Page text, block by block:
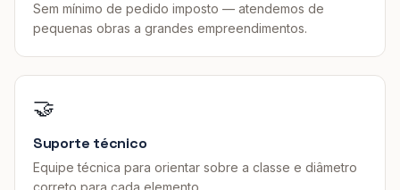
Sem mínimo de pedido imposto — atendemos de
pequenas obras a grandes empreendimentos.
🤝
Suporte técnico
Equipe técnica para orientar sobre a classe e diâmetro
correto para cada elemento.